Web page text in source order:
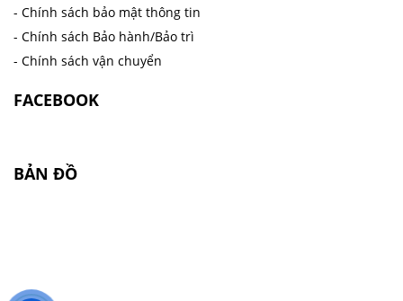
- Chính sách bảo mật thông tin
- Chính sách Bảo hành/Bảo trì
- Chính sách vận chuyển
FACEBOOK
BẢN ĐỒ